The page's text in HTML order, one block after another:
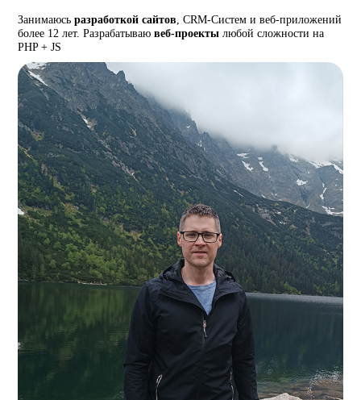
Занимаюсьразработкой сайтов, CRM-Систем и веб-приложений
более 12 лет. Разрабатываювеб-проекты любой сложности на
PHP + JS